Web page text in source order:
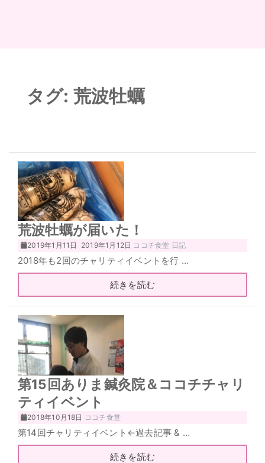
タグ: 荒波牡蠣
荒波牡蠣が届いた！
2019年1月11日 2019年1月12日 ココチ食堂 日記
2018年も2回のチャリティイベントを行 …
続きを読む
第15回ありま鍼灸院＆ココチチャリ
ティイベント
2018年10月18日 ココチ食堂
第14回チャリティイベント←過去記事 & …
続きを読む